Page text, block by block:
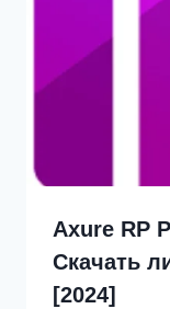
Axure RP
Скачать
[2024]